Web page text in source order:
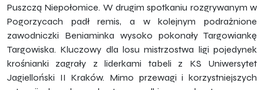
Puszczą Niepołomice. W drugim spotkaniu rozgrywanym w
Pogorzycach padł remis, a w kolejnym podrażnione
zawodniczki Beniaminka wysoko pokonały Targowiankę
Targowiska. Kluczowy dla losu mistrzostwa ligi pojedynek
krośnianki zagrały z liderkami tabeli z KS Uniwersytet
Jagielloński II Kraków. Mimo przewagi i korzystniejszych